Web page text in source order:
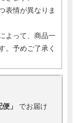
表情が異なりま
よって、商品一
。予めご了承く
」
でお届け